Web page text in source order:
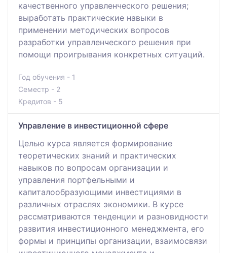
качественного управленческого решения;
выработать практические навыки в
применении методических вопросов
разработки управленческого решения при
помощи проигрывания конкретных ситуаций.
Год обучения - 1
Семестр - 2
Кредитов - 5
Управление в инвестиционной сфере
Целью курса является формирование
теоретических знаний и практических
навыков по вопросам организации и
управления портфельными и
капиталообразующими инвестициями в
различных отраслях экономики. В курсе
рассматриваются тенденции и разновидности
развития инвестиционного менеджмента, его
формы и принципы организации, взаимосвязи